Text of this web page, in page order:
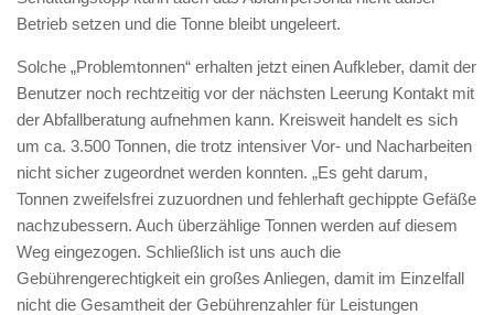
Betrieb setzen und die Tonne bleibt ungeleert.
Solche „Problemtonnen“ erhalten jetzt einen Aufkleber, damit der
Benutzer noch rechtzeitig vor der nächsten Leerung Kontakt mit
der Abfallberatung aufnehmen kann. Kreisweit handelt es sich
um ca. 3.500 Tonnen, die trotz intensiver Vor- und Nacharbeiten
nicht sicher zugeordnet werden konnten. „Es geht darum,
Tonnen zweifelsfrei zuzuordnen und fehlerhaft gechippte Gefäße
nachzubessern. Auch überzählige Tonnen werden auf diesem
Weg eingezogen. Schließlich ist uns auch die
Gebührengerechtigkeit ein großes Anliegen, damit im Einzelfall
nicht die Gesamtheit der Gebührenzahler für Leistungen